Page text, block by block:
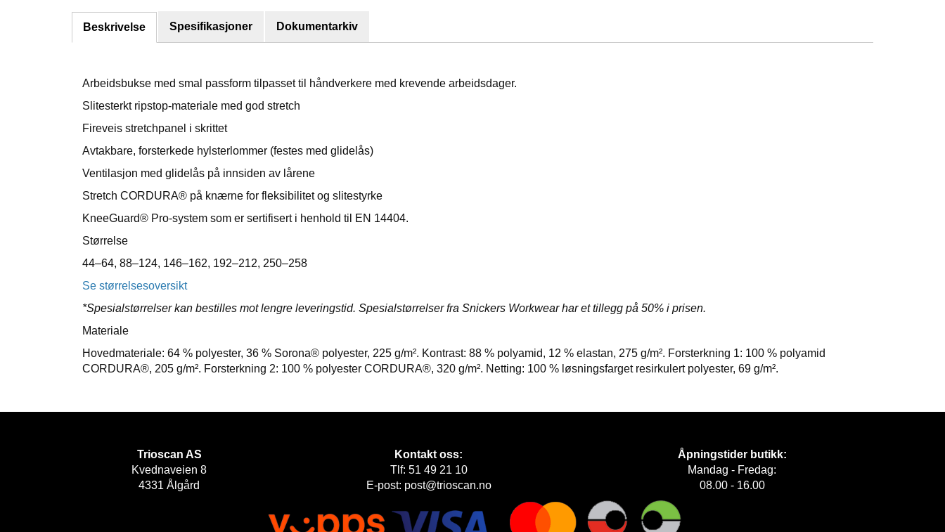
Beskrivelse Spesifikasjoner Dokumentarkiv
Arbeidsbukse med smal passform tilpasset til håndverkere med krevende arbeidsdager.
Slitesterkt ripstop-materiale med god stretch
Fireveis stretchpanel i skrittet
Avtakbare, forsterkede hylsterlommer (festes med glidelås)
Ventilasjon med glidelås på innsiden av lårene
Stretch CORDURA® på knærne for fleksibilitet og slitestyrke
KneeGuard® Pro-system som er sertifisert i henhold til EN 14404.
Størrelse
44–64, 88–124, 146–162, 192–212, 250–258
Se størrelsesoversikt
*Spesialstørrelser kan bestilles mot lengre leveringstid. Spesialstørrelser fra Snickers Workwear har et tillegg på 50% i prisen.
Materiale
Hovedmateriale: 64 % polyester, 36 % Sorona® polyester, 225 g/m². Kontrast: 88 % polyamid, 12 % elastan, 275 g/m². Forsterkning 1: 100 % polyamid
CORDURA®, 205 g/m². Forsterkning 2: 100 % polyester CORDURA®, 320 g/m². Netting: 100 % løsningsfarget resirkulert polyester, 69 g/m².
Trioscan AS
Kvednaveien 8
4331 Ålgård
Kontakt oss:
Tlf: 51 49 21 10
E-post: post@trioscan.no
Åpningstider butikk:
Mandag - Fredag:
08.00 - 16.00